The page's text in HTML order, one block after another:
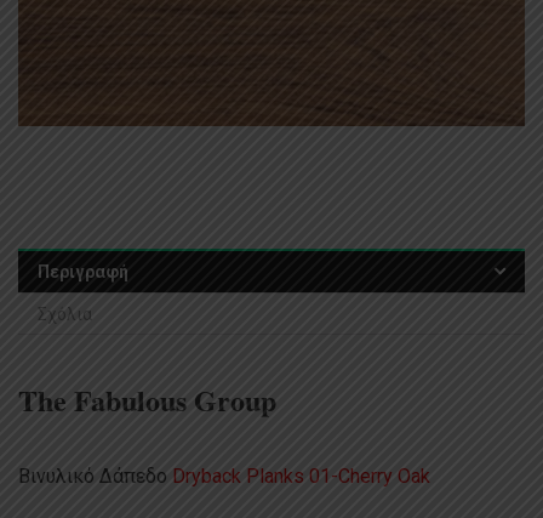
Περιγραφή
Σχόλια
The Fabulous Group
Βινυλικό Δάπεδο Dryback Planks 01-Cherry Oak